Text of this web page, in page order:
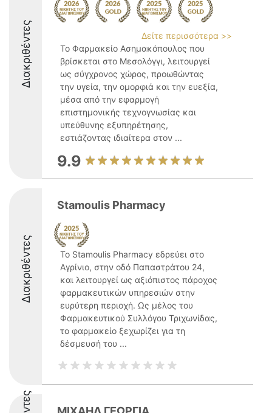
Διακριθέντες
Δείτε περισσότερα >>
Το Φαρμακείο Ασημακόπουλος που
βρίσκεται στο Μεσολόγγι, λειτουργεί
ως σύγχρονος χώρος, προωθώντας
την υγεία, την ομορφιά και την ευεξία,
μέσα από την εφαρμογή
επιστημονικής τεχνογνωσίας και
υπεύθυνης εξυπηρέτησης,
εστιάζοντας ιδιαίτερα στον ...
9.9
Διακριθέντες
Stamoulis Pharmacy
Το Stamoulis Pharmacy εδρεύει στο
Αγρίνιο, στην οδό Παπαστράτου 24,
και λειτουργεί ως αξιόπιστος πάροχος
φαρμακευτικών υπηρεσιών στην
ευρύτερη περιοχή. Ως μέλος του
Φαρμακευτικού Συλλόγου Τριχωνίδας,
το φαρμακείο ξεχωρίζει για τη
δέσμευσή του ...